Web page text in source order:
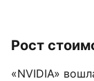
Рост
«NVIDIA»